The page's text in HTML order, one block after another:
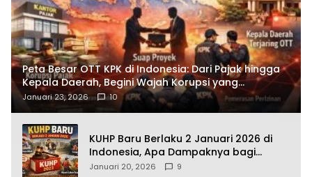
Peta Besar OTT KPK di Indonesia: Dari Pajak hingga
Kepala Daerah, Begini Wajah Korupsi yang
Terbongkar
Januari 23, 2026 10
KUHP Baru Berlaku 2 Januari 2026 di
Indonesia, Apa Dampaknya bagi
Kehidupan Warga? Ini Aturan Kunci
Januari 20, 2026 9